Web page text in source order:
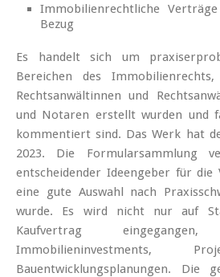
Immobilienrechtliche
Bezug
Es handelt sich um
Bereichen des
Rechtsanwältinnen und
und Notaren erstellt wurden und
kommentiert sind. Das Werk hat
2023. Die Formularsammlung
entscheidender Ideengeber für die
eine gute Auswahl nach
wurde. Es wird nicht nur auf
Kaufvertrag
Immobilieninvestments,
Bauentwicklungsplanungen. Die